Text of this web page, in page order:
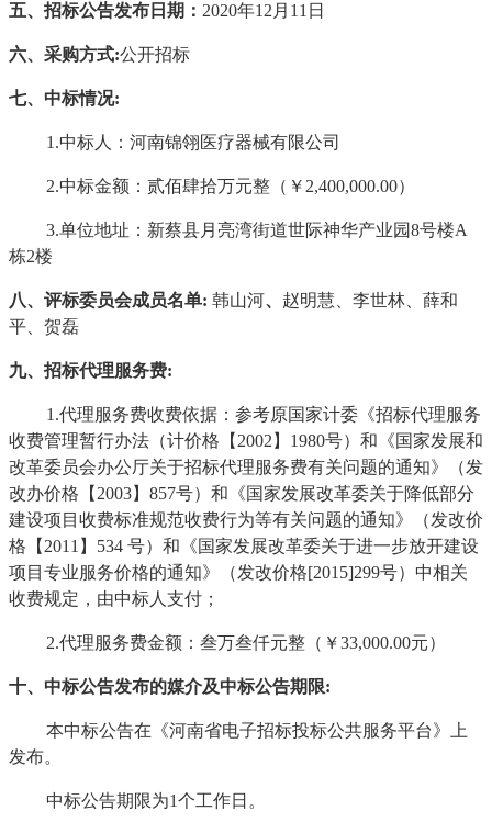
五、招标公告发布日期： 2020年12月11日
六、采购方式:公开招标
七、中标情况:
1.中标人：河南锦翎医疗器械有限公司
2.中标金额：贰佰肆拾万元整（￥2,400,000.00）
3.单位地址：新蔡县月亮湾街道世际神华产业园8号楼A
栋2楼
八、评标委员会成员名单: 韩山河、 赵明慧、李世林、薛和
平、贺磊
九、招标代理服务费:
1.代理服务费收费依据： 参考原国家计委《招标代理服务
收费管理暂行办法（计价格【 2002】1980号）和《国家发展和
改革委员会办公厅关于招标代理服务费有关问题的通知》（发
改办价格【2003】857号）和《国家发展改革委关于降低部分
建设项目收费标准规范收费行为等有关问题的通知》（发改价
格【2011】534 号）和《国家发展改革委关于进一步放开建设
项目专业服务价格的通知》（发改价格[2015]299号）中相关
收费规定，由中标人支付；
2.代理服务费金额： 叁万叁仟元整（￥33,000.00元）
十、中标公告发布的媒介及中标公告期限:
本中标公告在《河南省电子招标投标公共服务平台》上
发布。
中标公告期限为1个工作日。